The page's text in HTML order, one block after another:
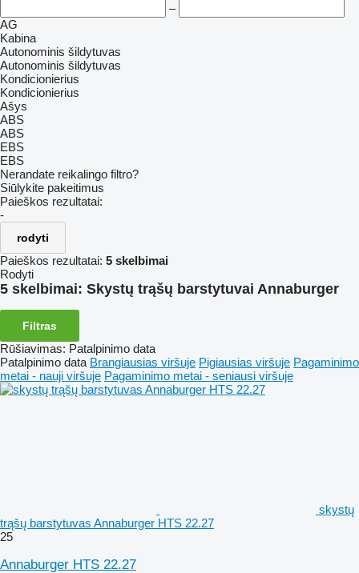
–
AG
Kabina
Autonominis šildytuvas
Autonominis šildytuvas
Kondicionierius
Kondicionierius
Ašys
ABS
ABS
EBS
EBS
Nerandate reikalingo filtro?
Siūlykite pakeitimus
Paieškos rezultatai:
-
rodyti
Paieškos rezultatai: 5 skelbimai
Rodyti
5 skelbimai: Skystų trąšų barstytuvai Annaburger
Filtras
Rūšiavimas: Patalpinimo data
Patalpinimo data Brangiausias viršuje Pigiausias viršuje Pagaminimo
metai - nauji viršuje Pagaminimo metai - seniausi viršuje
skystų
trąšų barstytuvas Annaburger HTS 22.27
25
Annaburger HTS 22.27